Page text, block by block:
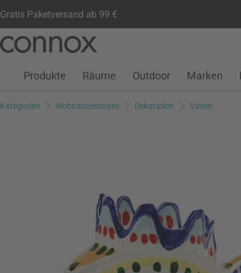
Gratis Paketversand ab 99 €
Seiteninhalt
Suchfeld
Kundenkonto
Wunschliste
Warenkorb
Produkte Räume Outdoor Marken
Kategorien Wohnaccessoires Dekoration Vasen